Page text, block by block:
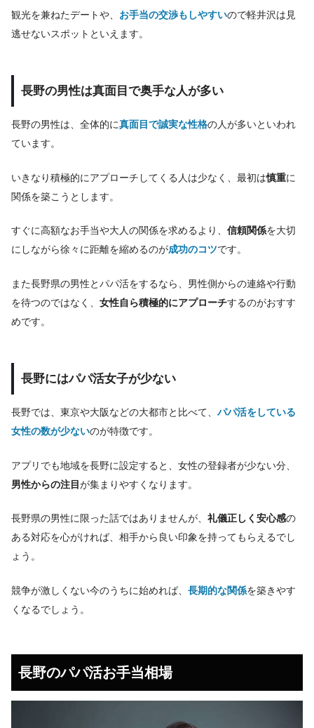
観光を兼ねたデートや、 お手当の交渉もしやすいので軽井沢は見
逃せないスポットといえます。
長野の男性は真面目で奥手な人が多い
長野の男性は、全体的に真面目で誠実な性格の人が多いといわれ
ています。
いきなり積極的にアプローチしてくる人は少なく、最初は慎重に
関係を築こうとします。
すぐに高額なお手当や大人の関係を求めるより、 信頼関係を大切
にしながら徐々に距離を縮めるのが成功のコツです。
また長野県の男性とパパ活をするなら、男性側からの連絡や行動
を待つのではなく、 女性自ら積極的にアプローチするのがおすす
めです。
長野にはパパ活女子が少ない
長野では、東京や大阪などの大都市と比べて、 パパ活をしている
女性の数が少ないのが特徴です。
アプリでも地域を長野に設定すると、女性の登録者が少ない分、
男性からの注目が集まりやすくなります。
長野県の男性に限った話ではありませんが、 礼儀正しく安心感の
ある対応を心がければ、相手から良い印象を持ってもらえるでし
ょう。
競争が激しくない今のうちに始めれば、 長期的な関係を築きやす
くなるでしょう。
長野のパパ活お手当相場